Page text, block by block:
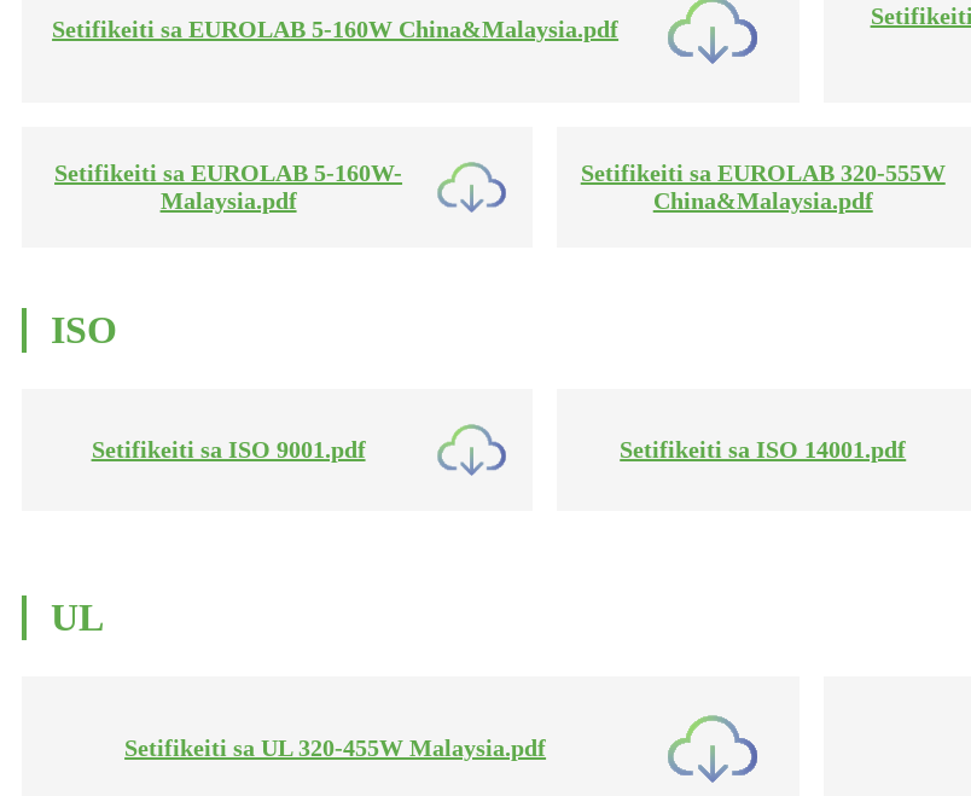
Setifikeiti sa EUROLAB 5-160W China&Malaysia.pdf
Setifikeiti sa EUROLAB 5-160W-
Malaysia.pdf
Setifikeiti sa EUROLAB 320-555W
China&Malaysia.pdf
ISO
Setifikeiti sa ISO 9001.pdf Setifikeiti sa ISO 14001.pdf
UL
Setifikeiti sa UL 320-455W Malaysia.pdf